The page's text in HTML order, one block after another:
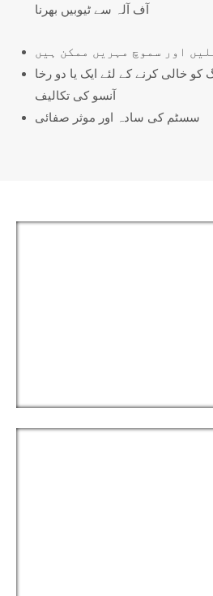
آف آلہ سے ٹیوبیں بھرنا
اور سموچ مہریں ممکن ہیں
کو خالی کرنے کے لئے ایک یا دو رخا
آنسو کی تکالیف
سسٹم کی سادہ اور موثر صفائی